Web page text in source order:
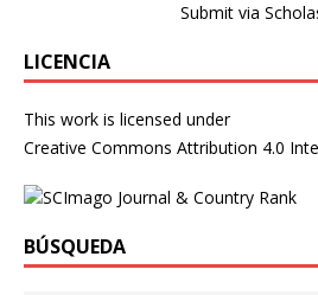
Submit via
LICENCIA
This work is licensed under
Creative Commons Attribution 4.0
BÚSQUEDA